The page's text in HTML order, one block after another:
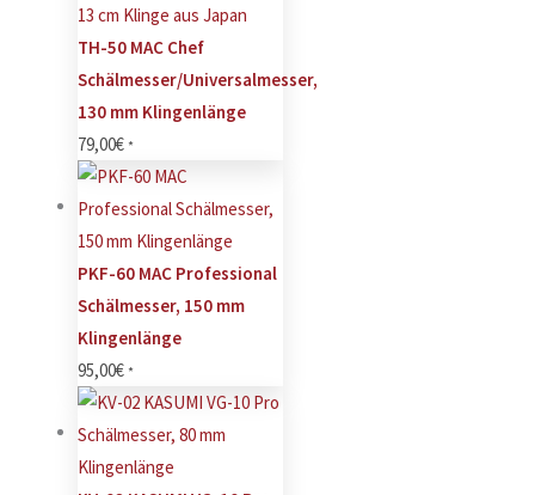
TH-50 MAC Chef
Schälmesser/Universalmesser,
130 mm Klingenlänge
79,00€ *
PKF-60 MAC Professional
Schälmesser, 150 mm
Klingenlänge
95,00€ *